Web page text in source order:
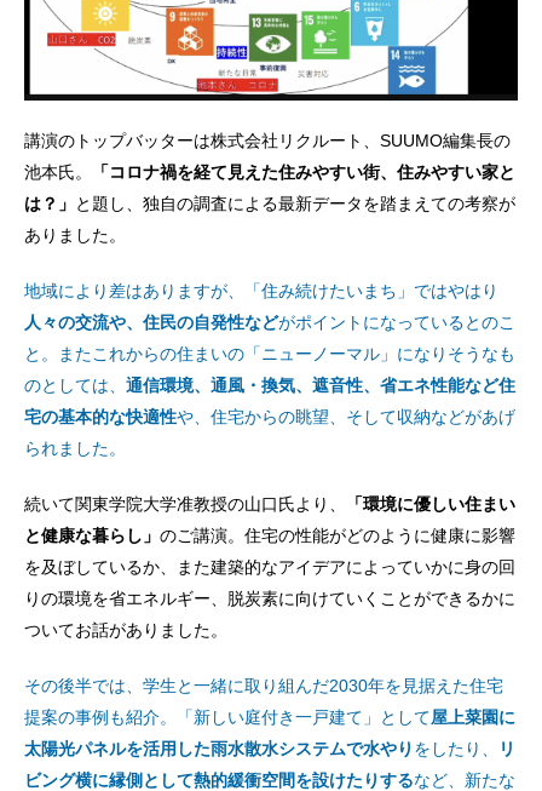
講演のトップバッターは株式会社リクルート、SUUMO編集長の
池本氏。
「コロナ禍を経て見えた住みやすい街、住みやすい家と
は？」 と題し、独自の調査による最新データを踏まえての考察が
ありました。
地域により差はありますが、「住み続けたいまち」ではやはり
人々の交流や、住民の自発性などがポイントになっているとのこ
と。またこれからの住まいの「ニューノーマル」になりそうなも
のとしては、 通信環境、通風・換気、遮音性、省エネ性能など住
宅の基本的な快適性や、住宅からの眺望、そして収納などがあげ
られました。
続いて関東学院大学准教授の山口氏より、
「環境に優しい住まい
と健康な暮らし」 のご講演。住宅の性能がどのように健康に影響
を及ぼしているか、また建築的なアイデアによっていかに身の回
りの環境を省エネルギー、脱炭素に向けていくことができるかに
ついてお話がありました。
その後半では、学生と一緒に取り組んだ2030年を見据えた住宅
提案の事例も紹介。「新しい庭付き一戸建て」として屋上菜園に
太陽光パネルを活用した雨水散水システムで水やり をしたり、
リ
ビング横に縁側として熱的緩衝空間を設けたりするなど、新たな